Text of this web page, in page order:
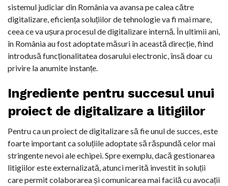
sistemul judiciar din România va avansa pe calea către
digitalizare, eficiența soluțiilor de tehnologie va fi mai mare,
ceea ce va ușura procesul de digitalizare internă. În ultimii ani,
în România au fost adoptate măsuri în această direcție, fiind
introdusă funcționalitatea dosarului electronic, însă doar cu
privire la anumite instanțe.
Ingrediente pentru succesul unui
proiect de digitalizare a litigiilor
Pentru ca un proiect de digitalizare să fie unul de succes, este
foarte important ca soluțiile adoptate să răspundă celor mai
stringente nevoi ale echipei. Spre exemplu, dacă gestionarea
litigiilor este externalizată, atunci merită investit în soluții
care permit colaborarea și comunicarea mai facilă cu avocații